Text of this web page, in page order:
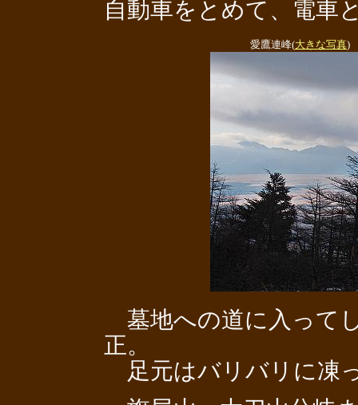
自動車をとめて、電車
愛鷹連峰(大きな写真)
墓地への道に入って
正。
足元はバリバリに凍